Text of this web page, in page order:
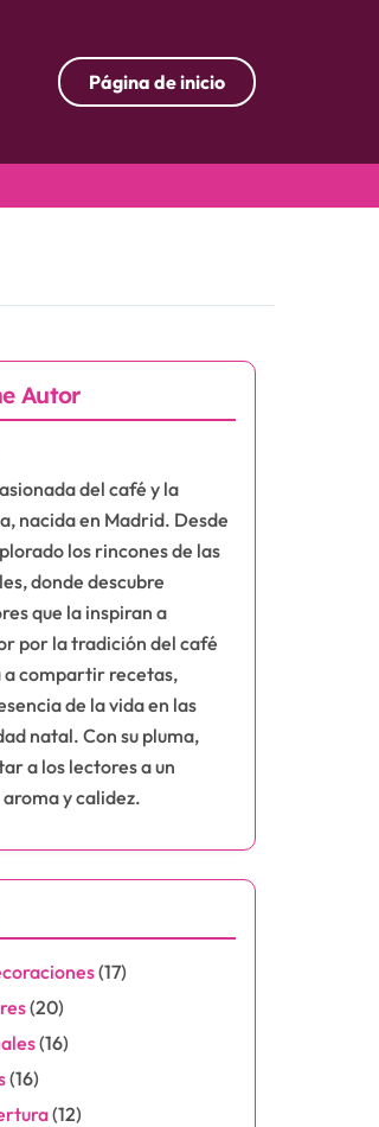
Página de inicio
Autor
del café y la
nacida en Madrid. Desde
los rincones de las
donde descubre
que la inspiran a
por la tradición del café
a compartir recetas,
de la vida en las
natal. Con su pluma,
a los lectores a un
y calidez.
(17)
(20)
(16)
(16)
(12)